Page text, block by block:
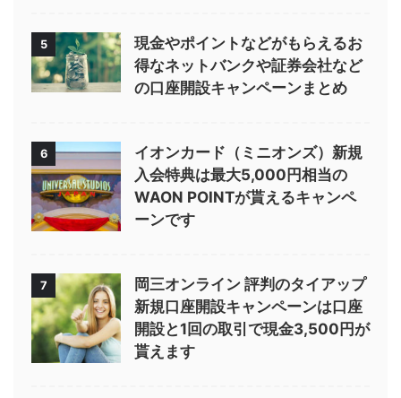
5
現金やポイントなどがもらえるお
得なネットバンクや証券会社など
の口座開設キャンペーンまとめ
6
イオンカード（ミニオンズ）新規
入会特典は最大5,000円相当の
WAON POINTが貰えるキャンペ
ーンです
7
岡三オンライン 評判のタイアップ
新規口座開設キャンペーンは口座
開設と1回の取引で現金3,500円が
貰えます